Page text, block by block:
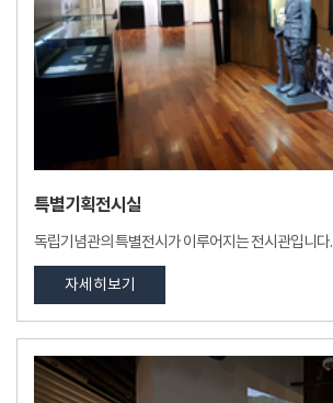
특별기획전시실
독립기념관의 특별전시가 이루어지는 전시관입니다.
자세히보기